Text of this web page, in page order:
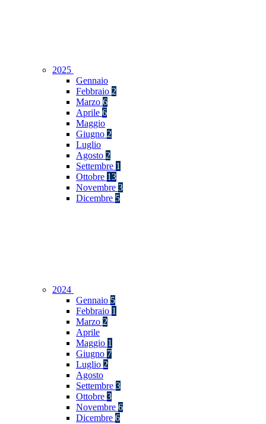
2025
Gennaio
Febbraio 2
Marzo 6
Aprile 6
Maggio
Giugno 2
Luglio
Agosto 2
Settembre 1
Ottobre 13
Novembre 3
Dicembre 5
2024
Gennaio 5
Febbraio 1
Marzo 2
Aprile
Maggio 1
Giugno 7
Luglio 2
Agosto
Settembre 3
Ottobre 3
Novembre 6
Dicembre 6